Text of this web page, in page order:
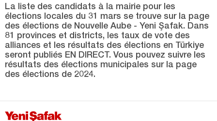
Bingöl
Bitlis
Bolu
Burdur
Bursa
Çankırı
La liste des candidats à la mairie pour les
élections locales du 31 mars se trouve sur la page
des élections de Nouvelle Aube - Yeni Şafak. Dans
81 provinces et districts, les taux de vote des
alliances et les résultats des élections en Türkiye
seront publiés EN DIRECT. Vous pouvez suivre les
résultats des élections municipales sur la page
des élections de 2024.